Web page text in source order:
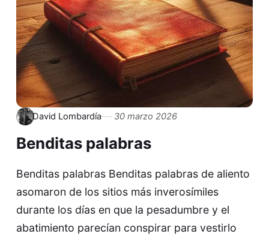
David Lombardía 30 marzo 2026
Benditas palabras
Benditas palabras Benditas palabras de aliento
asomaron de los sitios más inverosímiles
durante los días en que la pesadumbre y el
abatimiento parecían conspirar para vestirlo